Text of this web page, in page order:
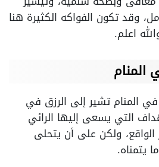
وقد تكون الفواكه الكثيرة هنا
اعلم.
المنام تشير إلى الرزق في
التي يسعى إليها الرائي
ولكن على أن يتحلى
يتمناه.